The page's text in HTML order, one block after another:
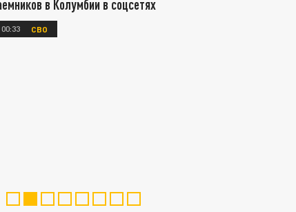
в Колумбии в соцсетях
00:33 СВО